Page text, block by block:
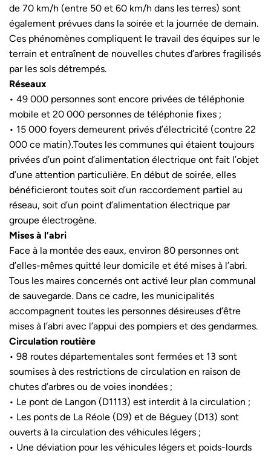
de 70 km/h (entre 50 et 60 km/h dans les terres) sont
également prévues dans la soirée et la journée de demain.
Ces phénomènes compliquent le travail des équipes sur le
terrain et entraînent de nouvelles chutes d’arbres fragilisés
par les sols détrempés.
Réseaux
• 49 000 personnes sont encore privées de téléphonie
mobile et 20 000 personnes de téléphonie fixes ;
• 15 000 foyers demeurent privés d’électricité (contre 22
000 ce matin).Toutes les communes qui étaient toujours
privées d’un point d’alimentation électrique ont fait l’objet
d’une attention particulière. En début de soirée, elles
bénéficieront toutes soit d’un raccordement partiel au
réseau, soit d’un point d’alimentation électrique par
groupe électrogène.
Mises à l’abri
Face à la montée des eaux, environ 80 personnes ont
d’elles-mêmes quitté leur domicile et été mises à l’abri.
Tous les maires concernés ont activé leur plan communal
de sauvegarde. Dans ce cadre, les municipalités
accompagnent toutes les personnes désireuses d’être
mises à l’abri avec l’appui des pompiers et des gendarmes.
Circulation routière
• 98 routes départementales sont fermées et 13 sont
soumises à des restrictions de circulation en raison de
chutes d’arbres ou de voies inondées ;
• Le pont de Langon (D1113) est interdit à la circulation ;
• Les ponts de La Réole (D9) et de Béguey (D13) sont
ouverts à la circulation des véhicules légers ;
• Une déviation pour les véhicules légers et poids-lourds